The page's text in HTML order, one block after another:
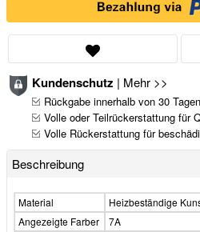
Kundenschutz | Mehr >>
Rückgabe innerhalb von 30
Volle oder Teilrückerstattung für
Volle Rückerstattung für
Beschreibung
Material
Heizbeständige
Angezeigte Farber
7A